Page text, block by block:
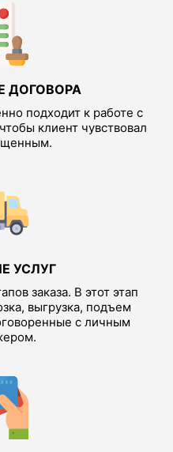
ДОГОВОРА
подходит к работе с
клиент чувствовал
УСЛУГ
заказа. В этот этап
выгрузка, подъем
с личным